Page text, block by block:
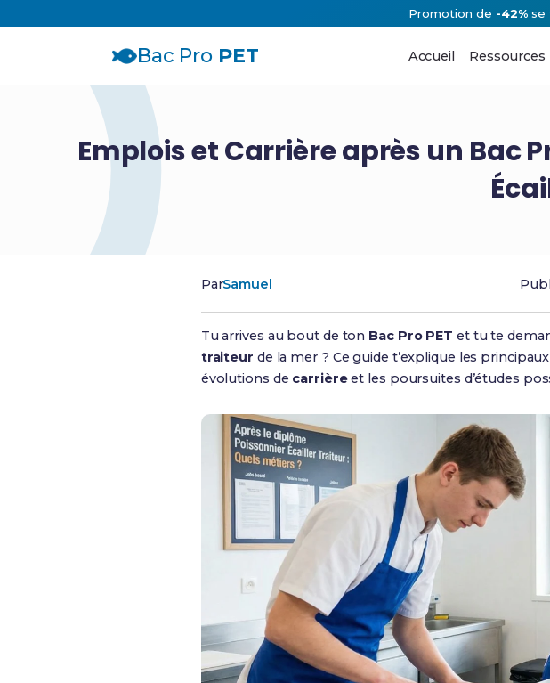
Promotion de -42% se
Bac Pro PET Accueil Ressources
Emplois et Carrière après un Bac
ParSamuel
Tu arrives au bout de ton Bac Pro PET et tu te
traiteur de la mer ? Ce guide t’explique les
évolutions de carrièreet les poursuites d’études